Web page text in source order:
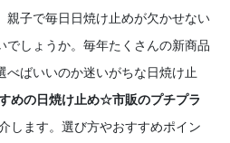
親子で毎日日焼け止めが欠かせない
でしょうか。毎年たくさんの新商品
ばいいのか迷いがちな日焼け止
めの日焼け止め☆市販のプチプラ
します。選び方やおすすめポイン